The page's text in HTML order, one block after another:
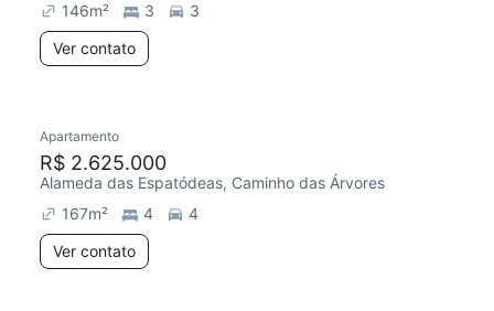
146m² 3
3
Ver contato
Apartamento
R$ 2.625.000
Alameda das Espatódeas, Caminho das Árvores
167m² 4
4
Ver contato